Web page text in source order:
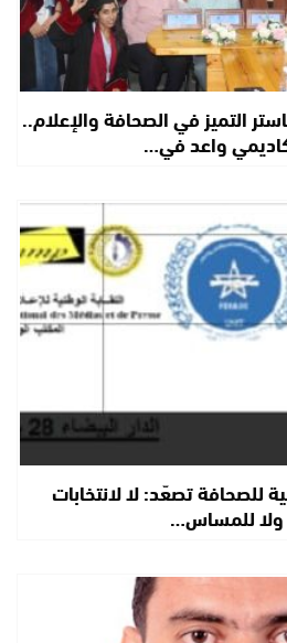
التميز في الصحافة والإعلام..
واعد في…
للصحافة تصعّد: لا لانتخابات
للمساس…